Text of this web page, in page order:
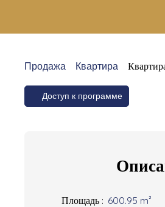
Продажа Квартира
Доступ к программе
Площадь : 600.95 m²